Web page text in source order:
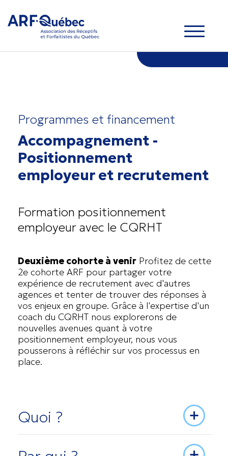
Programmes et financement
Accompagnement -
Positionnement
employeur et recrutement
Formation positionnement
employeur avec le CQRHT
Deuxième cohorte à venirProfitez de cette
2e cohorte ARF pour partager votre
expérience de recrutement avec d'autres
agences et tenter de trouver des réponses à
vos enjeux en groupe. Grâce à l'expertise d'un
coach du CQRHT nous explorerons de
nouvelles avenues quant à votre
positionnement employeur, nous vous
pousserons à réfléchir sur vos processus en
place.
Quoi ?
présents sur la page web :